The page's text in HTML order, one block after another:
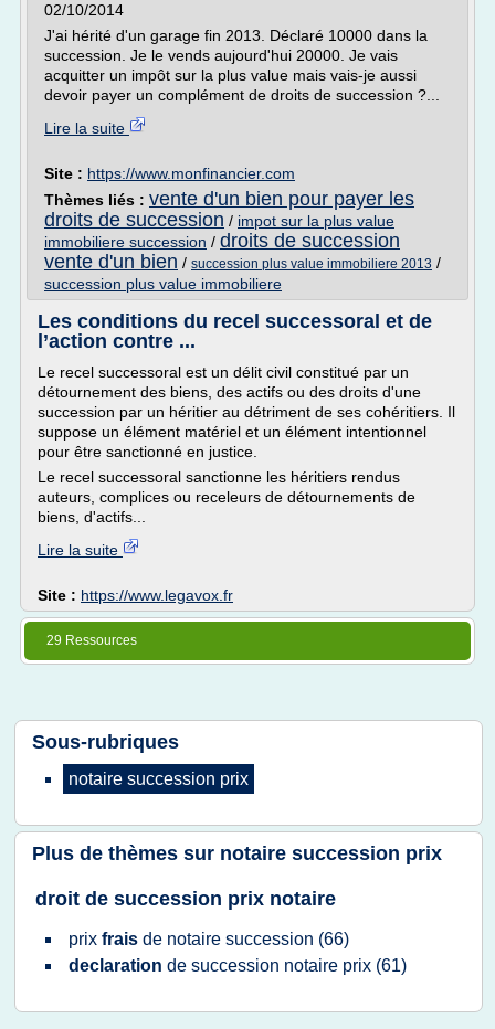
02/10/2014
J'ai hérité d'un garage fin 2013. Déclaré 10000 dans la
succession. Je le vends aujourd'hui 20000. Je vais
acquitter un impôt sur la plus value mais vais-je aussi
devoir payer un complément de droits de succession ?...
Lire la suite
Site : https://www.monfinancier.com
Thèmes liés : vente d'un bien pour payer les
droits de succession / impot sur la plus value
immobiliere succession / droits de succession
vente d'un bien / succession plus value immobiliere 2013 /
succession plus value immobiliere
Les conditions du recel successoral et de
l’action contre ...
Le recel successoral est un délit civil constitué par un
détournement des biens, des actifs ou des droits d'une
succession par un héritier au détriment de ses cohéritiers. Il
suppose un élément matériel et un élément intentionnel
pour être sanctionné en justice.
Le recel successoral sanctionne les héritiers rendus
auteurs, complices ou receleurs de détournements de
biens, d'actifs...
Lire la suite
Site : https://www.legavox.fr
29 Ressources
Sous-rubriques
notaire succession prix
Plus de thèmes sur notaire succession prix
droit de succession prix notaire
prix frais de notaire succession (66)
declaration de succession notaire prix (61)